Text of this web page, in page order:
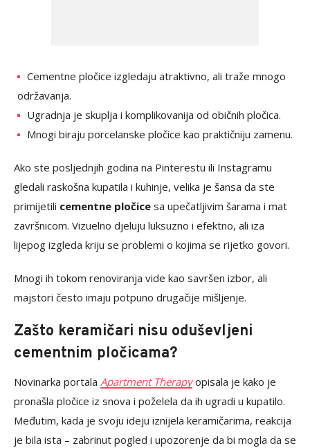
Cementne pločice izgledaju atraktivno, ali traže mnogo
održavanja.
Ugradnja je skuplja i komplikovanija od običnih pločica.
Mnogi biraju porcelanske pločice kao praktičniju zamenu.
Ako ste posljednjih godina na Pinterestu ili Instagramu
gledali raskošna kupatila i kuhinje, velika je šansa da ste
primijetili cementne pločice sa upečatljivim šarama i mat
završnicom. Vizuelno djeluju luksuzno i efektno, ali iza
lijepog izgleda kriju se problemi o kojima se rijetko govori.
Mnogi ih tokom renoviranja vide kao savršen izbor, ali
majstori često imaju potpuno drugačije mišljenje.
Zašto keramičari nisu oduševljeni
cementnim pločicama?
Novinarka portala Apartment Therapyopisala je kako je
pronašla pločice iz snova i poželela da ih ugradi u kupatilo.
Međutim, kada je svoju ideju iznijela keramičarima, reakcija
je bila ista – zabrinut pogled i upozorenje da bi mogla da se